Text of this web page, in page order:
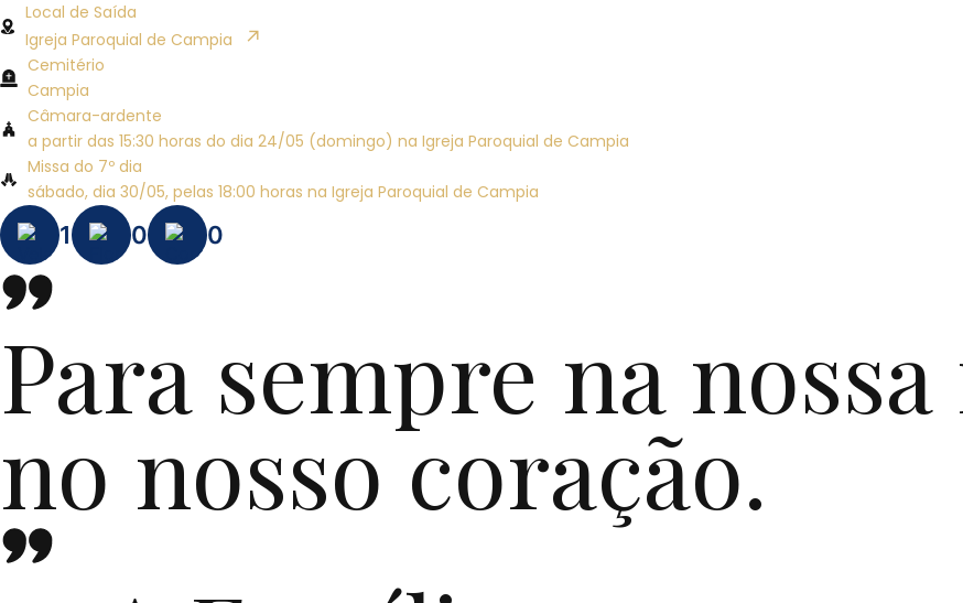
Local de Saída
Igreja Paroquial de Campia
↗︎
Cemitério
Campia
Câmara-ardente
a partir das 15:30 horas do dia 24/05 (domingo) na Igreja Paroquial de Campia
Missa do 7º dia
sábado, dia 30/05, pelas 18:00 horas na Igreja Paroquial de Campia
1 0 0
Para sempre na
no nosso coração.